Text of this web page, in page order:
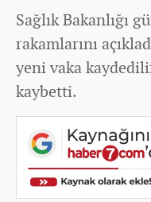
Sağlık Bakanlığı
rakamlarını
yeni vaka
kaybetti.